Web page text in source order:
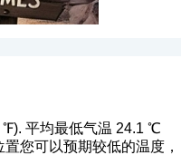
平均最低气温 24.1 ℃
您可以预期较低的温度，